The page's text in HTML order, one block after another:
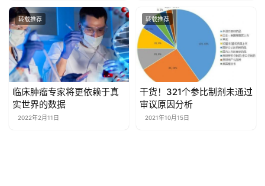
转载推荐
临床肿瘤专家将更依赖于真
实世界的数据
2022年2月11日
转载推荐
干货！321个参比制剂未通过
审议原因分析
2021年10月15日